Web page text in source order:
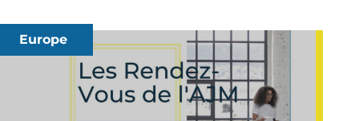
Europe